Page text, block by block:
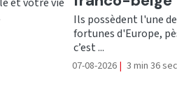
Ils possèdent l'une
fortunes d'Europe,
c’est ...
07-08-2026 | 3 min 36 sec